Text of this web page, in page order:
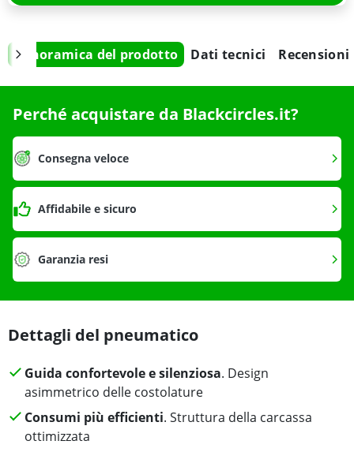
Panoramica del prodotto Dati tecnici Recensioni
Perché acquistare da Blackcircles.it?
Consegna veloce
Affidabile e sicuro
Garanzia resi
Dettagli del pneumatico
Guida confortevole e silenziosa. Design
asimmetrico delle costolature
Consumi più efficienti. Struttura della carcassa
ottimizzata